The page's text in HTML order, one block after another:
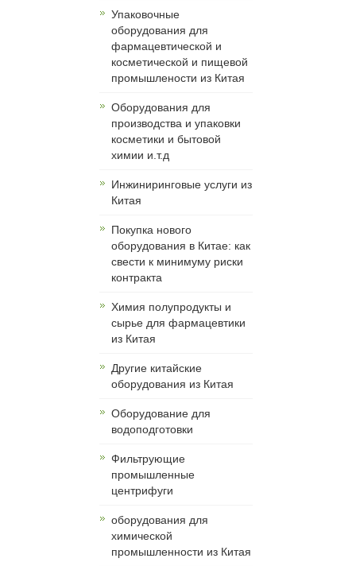
Упаковочные
оборудования для
фармацевтической и
косметической и пищевой
промышлености из Китая
Оборудования для
производства и упаковки
косметики и бытовой
химии и.т.д
Инжиниринговые услуги из
Китая
Покупка нового
оборудования в Китае: как
свести к минимуму риски
контракта
Химия полупродукты и
сырье для фармацевтики
из Китая
Другие китайские
оборудования из Китая
Оборудование для
водоподготовки
Фильтрующие
промышленные
центрифуги
оборудования для
химической
промышленности из Китая